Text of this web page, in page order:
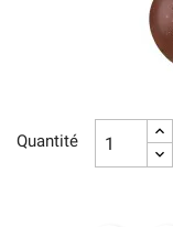
Quantité